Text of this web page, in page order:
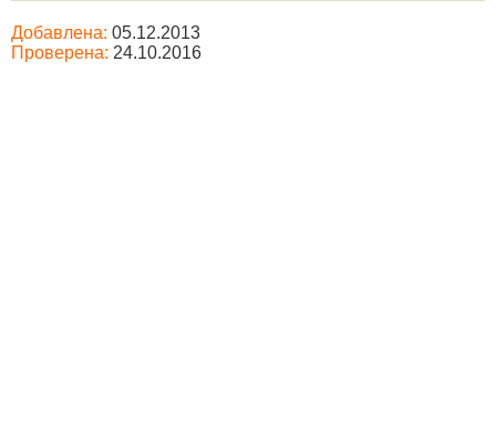
Добавлена: 05.12.2013
Проверена: 24.10.2016